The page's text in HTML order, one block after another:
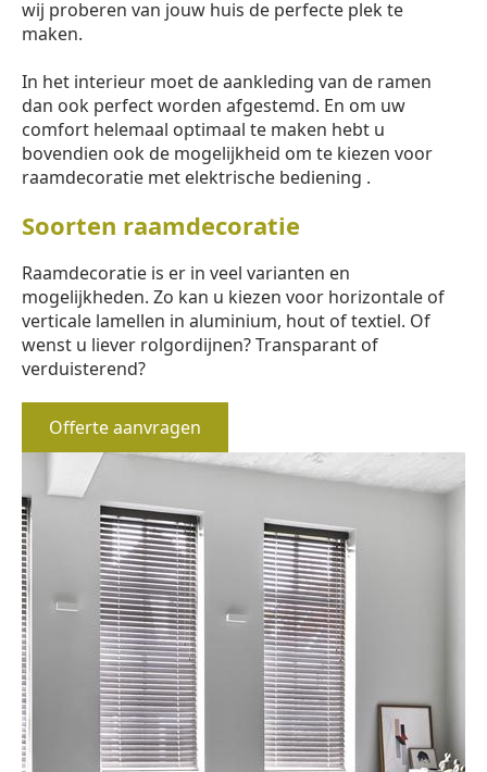
wij proberen van jouw huis de perfecte plek te
maken.
In het interieur moet de aankleding van de ramen
dan ook perfect worden afgestemd. En om uw
comfort helemaal optimaal te maken hebt u
bovendien ook de mogelijkheid om te kiezen voor
raamdecoratie met elektrische bediening .
Soorten raamdecoratie
Raamdecoratie is er in veel varianten en
mogelijkheden. Zo kan u kiezen voor horizontale of
verticale lamellen in aluminium, hout of textiel. Of
wenst u liever rolgordijnen? Transparant of
verduisterend?
Offerte aanvragen